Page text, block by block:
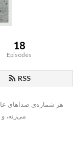
18
Episodes
RSS
هر شماره‌ی صداهای
می‌زنه،